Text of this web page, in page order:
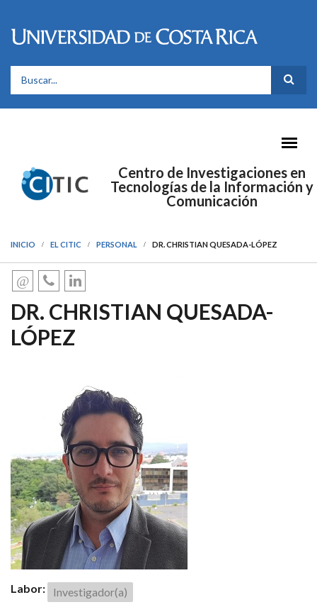
FORMULARIO DE BÚSQUEDA
Centro de Investigaciones en
Tecnologías de la Información y
Comunicación
INICIO EL CITIC PERSONAL DR. CHRISTIAN QUESADA-LÓPEZ
DR. CHRISTIAN QUESADA-
LÓPEZ
Labor: Investigador(a)